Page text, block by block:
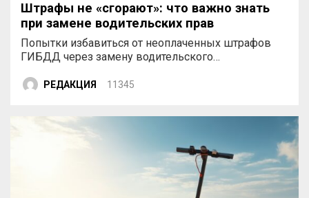
Штрафы не «сгорают»: что важно знать
при замене водительских прав
Попытки избавиться от неоплаченных штрафов
ГИБДД через замену водительского…
РЕДАКЦИЯ 11345